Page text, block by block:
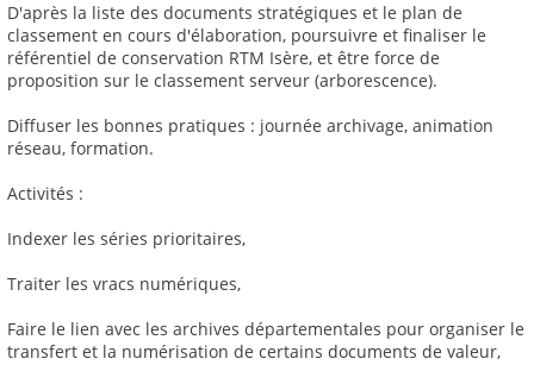
D'après la liste des documents stratégiques et le plan de
classement en cours d'élaboration, poursuivre et finaliser le
référentiel de conservation RTM Isère, et être force de
proposition sur le classement serveur (arborescence).
Diffuser les bonnes pratiques : journée archivage, animation
réseau, formation.
Activités :
Indexer les séries prioritaires,
Traiter les vracs numériques,
Faire le lien avec les archives départementales pour organiser le
transfert et la numérisation de certains documents de valeur,